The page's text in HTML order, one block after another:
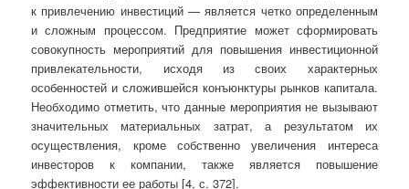
к привлечению инвестиций — является четко определенным
и сложным процессом. Предприятие может сформировать
совокупность мероприятий для повышения инвестиционной
привлекательности, исходя из своих характерных
особенностей и сложившейся конъюнктуры рынков капитала.
Необходимо отметить, что данные мероприятия не вызывают
значительных материальных затрат, а результатом их
осуществления, кроме собственно увеличения интереса
инвесторов к компании, также является повышение
эффективности ее работы [4, с. 372].